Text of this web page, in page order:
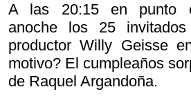
A las 20:15 en punto
anoche los 25
productor Willy Geisse
motivo? El cumpleaños
de Raquel Argandoña.